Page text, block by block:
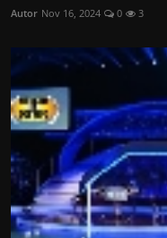
Autor Nov 16, 2024 0 3